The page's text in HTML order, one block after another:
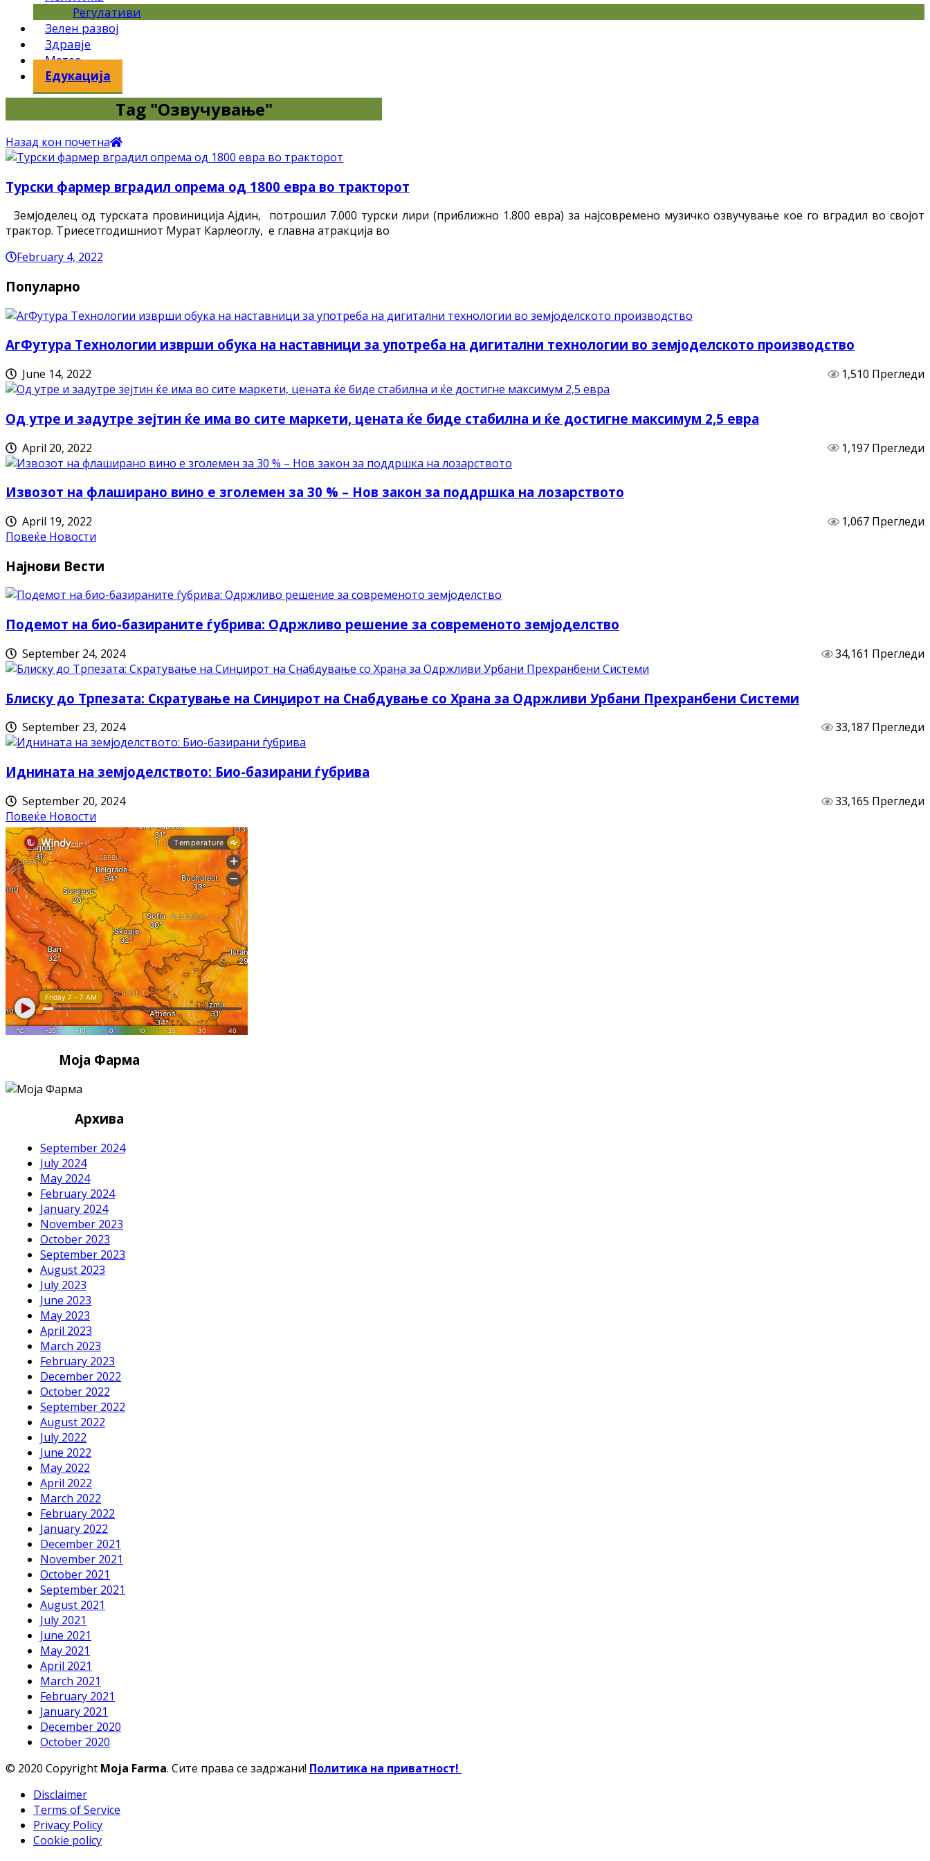
Регулативи
Зелен развој
Здравје
Метео
Едукација
Tag "Озвучување"
Назад кон почетна
Турски фармер вградил опрема од 1800 евра во тракторот
Земјоделец од турската провиниција Ајдин, потрошил 7.000 турски лири (приближно 1.800 евра) за најсовремено музичко озвучување кое го вградил во својот
трактор. Триесетгодишниот Мурат Карлеоглу, е главна атракција во
February 4, 2022
Популарно
АгФутура Технологии изврши обука на наставници за употреба на дигитални технологии во земјоделското производство
June 14, 2022 1,510 Прегледи
Од утре и задутре зејтин ќе има во сите маркети, цената ќе биде стабилна и ќе достигне максимум 2,5 евра
April 20, 2022 1,197 Прегледи
Извозот на флаширано вино е зголемен за 30 % – Нов закон за поддршка на лозарството
April 19, 2022
1,067 Прегледи
Повеќе Новости
Најнови Вести
Подемот на био-базираните ѓубрива: Одржливо решение за современото земјоделство
September 24, 2024 34,161 Прегледи
Блиску до Трпезата: Скратување на Синџирот на Снабдување со Храна за Одржливи Урбани Прехранбени Системи
September 23, 2024 33,187 Прегледи
Иднината на земјоделството: Био-базирани ѓубрива
September 20, 2024
33,165 Прегледи
Повеќе Новости
Моја Фарма
Архива
September 2024
July 2024
May 2024
February 2024
January 2024
November 2023
October 2023
September 2023
August 2023
July 2023
June 2023
May 2023
April 2023
March 2023
February 2023
December 2022
October 2022
September 2022
August 2022
July 2022
June 2022
May 2022
April 2022
March 2022
February 2022
January 2022
December 2021
November 2021
October 2021
September 2021
August 2021
July 2021
June 2021
May 2021
April 2021
March 2021
February 2021
January 2021
December 2020
October 2020
© 2020 Copyright Moja Farma. Сите права се задржани! Политика на приватност!
Disclaimer
Terms of Service
Privacy Policy
Cookie policy